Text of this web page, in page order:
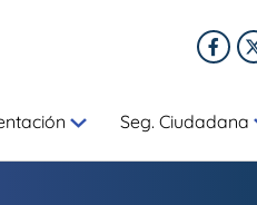
Seg. Ciudadana